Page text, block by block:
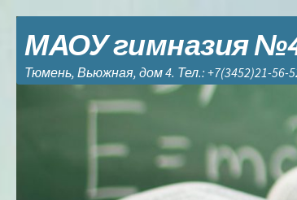
МАОУ гимназия
Тюмень, Вьюжная, дом 4. Тел.: +7(3452)21-56-